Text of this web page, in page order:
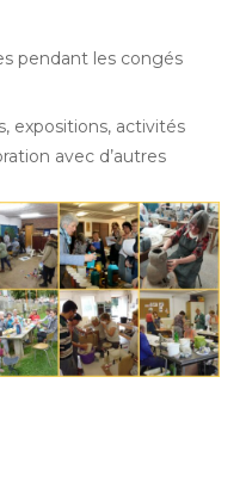
pendant les congés
expositions, activités
avec d’autres